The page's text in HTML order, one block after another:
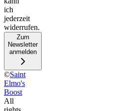
ich
jederzeit
widerrufen.
Zum
Newsletter
anmelden
©Saint
Elmo's
Boost
All